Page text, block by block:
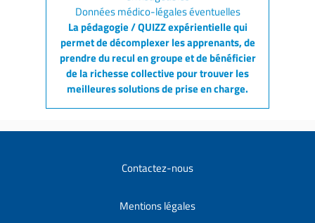
Données médico-légales éventuelles
La pédagogie / QUIZZ expérientielle qui
permet de décomplexer les apprenants, de
prendre du recul en groupe et de bénéficier
de la richesse collective pour trouver les
meilleures solutions de prise en charge.
Contactez-nous
Mentions légales